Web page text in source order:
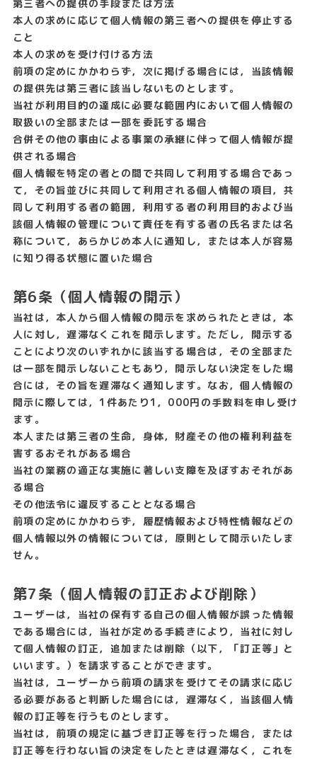
第三者への提供の手段または方法
本人の求めに応じて個人情報の第三者への提供を停止する
こと
本人の求めを受け付ける方法
前項の定めにかかわらず，次に掲げる場合には，当該情報
の提供先は第三者に該当しないものとします。
当社が利用目的の達成に必要な範囲内において個人情報の
取扱いの全部または一部を委託する場合
合併その他の事由による事業の承継に伴って個人情報が提
供される場合
個人情報を特定の者との間で共同して利用する場合であっ
て，その旨並びに共同して利用される個人情報の項目，共
同して利用する者の範囲，利用する者の利用目的および当
該個人情報の管理について責任を有する者の氏名または名
称について，あらかじめ本人に通知し，または本人が容易
に知り得る状態に置いた場合
第6条（個人情報の開示）
当社は，本人から個人情報の開示を求められたときは，本
人に対し，遅滞なくこれを開示します。ただし，開示する
ことにより次のいずれかに該当する場合は，その全部また
は一部を開示しないこともあり，開示しない決定をした場
合には，その旨を遅滞なく通知します。なお，個人情報の
開示に際しては，1件あたり1，000円の手数料を申し受け
ます。
本人または第三者の生命，身体，財産その他の権利利益を
害するおそれがある場合
当社の業務の適正な実施に著しい支障を及ぼすおそれがあ
る場合
その他法令に違反することとなる場合
前項の定めにかかわらず，履歴情報および特性情報などの
個人情報以外の情報については，原則として開示いたしま
せん。
第7条（個人情報の訂正および削除）
ユーザーは，当社の保有する自己の個人情報が誤った情報
である場合には，当社が定める手続きにより，当社に対し
て個人情報の訂正，追加または削除（以下，「訂正等」と
いいます。）を請求することができます。
当社は，ユーザーから前項の請求を受けてその請求に応じ
る必要があると判断した場合には，遅滞なく，当該個人情
報の訂正等を行うものとします。
当社は，前項の規定に基づき訂正等を行った場合，または
訂正等を行わない旨の決定をしたときは遅滞なく，これを